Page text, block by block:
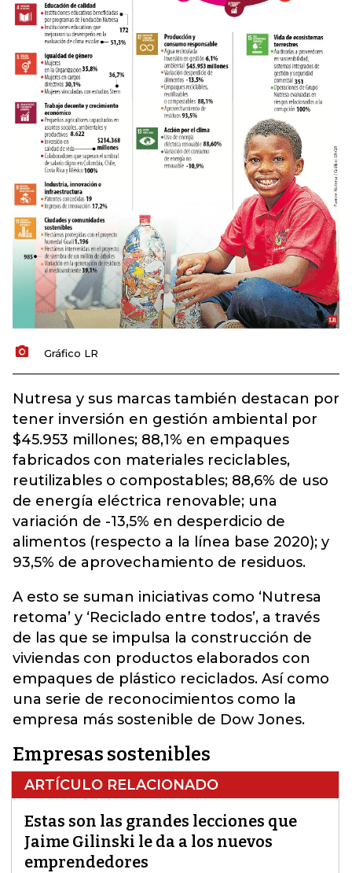
Gráfico LR
Nutresa y sus marcas también destacan por
tener inversión en gestión ambiental por
$45.953 millones; 88,1% en empaques
fabricados con materiales reciclables,
reutilizables o compostables; 88,6% de uso
de energía eléctrica renovable; una
variación de -13,5% en desperdicio de
alimentos (respecto a la línea base 2020); y
93,5% de aprovechamiento de residuos.
A esto se suman iniciativas como ‘Nutresa
retoma’ y ‘Reciclado entre todos’, a través
de las que se impulsa la construcción de
viviendas con productos elaborados con
empaques de plástico reciclados. Así como
una serie de reconocimientos como la
empresa más sostenible de Dow Jones.
Empresas sostenibles
ARTÍCULO RELACIONADO
Estas son las grandes lecciones que
Jaime Gilinski le da a los nuevos
emprendedores